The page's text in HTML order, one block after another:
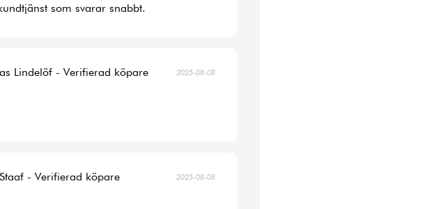
som svarar snabbt.
Lindelöf - Verifierad köpare 2025-08-08
- Verifierad köpare 2025-08-08